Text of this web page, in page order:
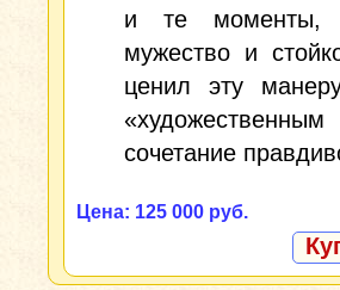
и те моменты,
мужество и
ценил эту
сочетание
Цена: 125 000 руб.